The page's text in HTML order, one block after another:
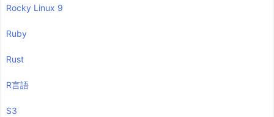
Rocky Linux 9
Ruby
Rust
R言語
S3